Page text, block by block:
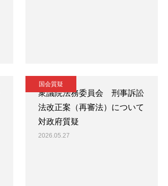
国会質疑
衆議院法務委員会 刑事訴訟
法改正案（再審法）について
対政府質疑
2026.05.27